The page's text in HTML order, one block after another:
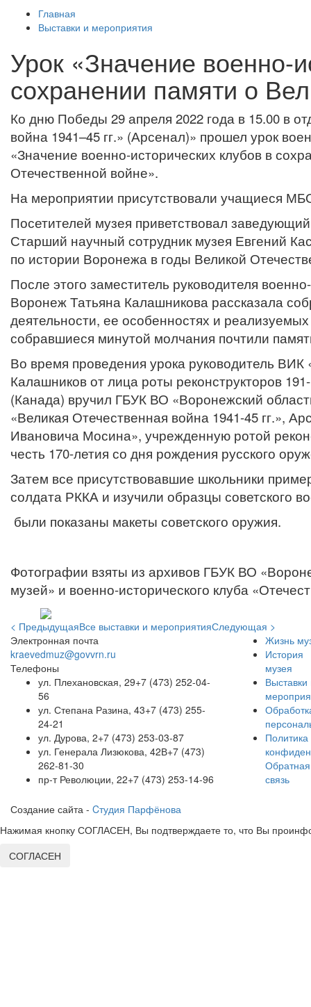
Главная
Выставки и мероприятия
Урок «Значение военно-
сохранении памяти о
Ко дню Победы 29 апреля 2022 года в 15.00 в
война 1941–45 гг.» (Арсенал)» прошел урок
«Значение военно-исторических клубов в
Отечественной войне».
На мероприятии присутствовали учащиеся
Посетителей музея приветствовал
Старший научный сотрудник музея Евгений
по истории Воронежа в годы Великой
После этого заместитель руководителя
Воронеж Татьяна Калашникова рассказала
деятельности, ее особенностях и
собравшиеся минутой молчания почтили
Во время проведения урока руководитель
Калашников от лица роты реконструкторов
(Канада) вручил ГБУК ВО «Воронежский
«Великая Отечественная война 1941-45 гг.»,
Ивановича Мосина», учрежденную ротой
честь 170-летия со дня рождения русского
Затем все присутствовавшие школьники
солдата РККА и изучили образцы советского
были показаны макеты советского оружия.
Фотографии взяты из архивов ГБУК ВО
музей» и военно-исторического клуба
< ПредыдущаяВсе выставки и мероприятияСледующая >
Электронная почта
kraevedmuz@govvrn.ru
Телефоны
ул. Плехановская, 29+7 (473) 252-04-
56
ул. Степана Разина, 43+7 (473) 255-
24-21
ул. Дурова, 2+7 (473) 253-03-87
ул. Генерала Лизюкова, 42В+7 (473)
262-81-30
пр-т Революции, 22+7 (473) 253-14-96
Жизнь
История
музея
Выставки
Политика
Обратная
связь
Создание сайта - Cтудия Парфёнова
Нажимая кнопку СОГЛАСЕН, Вы подтверждаете то, что Вы
СОГЛАСЕН